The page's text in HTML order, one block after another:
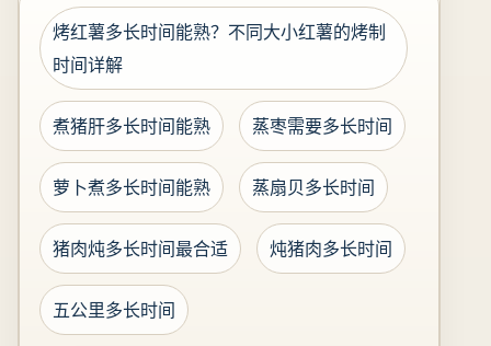
烤红薯多长时间能熟？不同大小红薯的烤制
时间详解
煮猪肝多长时间能熟 蒸枣需要多长时间
萝卜煮多长时间能熟 蒸扇贝多长时间
猪肉炖多长时间最合适 炖猪肉多长时间
五公里多长时间